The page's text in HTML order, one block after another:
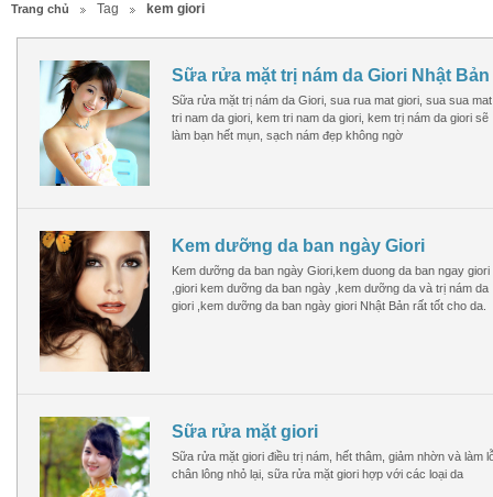
Trang chủ Tag kem giori
Sữa rửa mặt trị nám da Giori Nhật Bản
Sữa rửa mặt trị nám da Giori, sua rua mat giori, sua sua mat
tri nam da giori, kem tri nam da giori, kem trị nám da giori sẽ
làm bạn hết mụn, sạch nám đẹp không ngờ
Kem dưỡng da ban ngày Giori
Kem dưỡng da ban ngày Giori,kem duong da ban ngay giori
,giori kem dưỡng da ban ngày ,kem dưỡng da và trị nám da
giori ,kem dưỡng da ban ngày giori Nhật Bản rất tốt cho da.
Sữa rửa mặt giori
Sữa rửa mặt giori điều trị nám, hết thâm, giảm nhờn và làm
chân lông nhỏ lại, sữa rửa mặt giori hợp với các loại da